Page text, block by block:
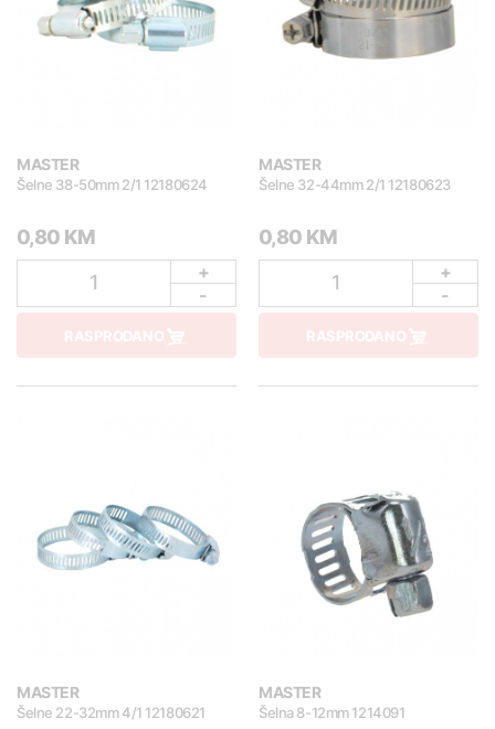
MASTER
Šelne 38-50mm 2/1 12180624
0,80 KM
1
+
-
RASPRODANO
MASTER
Šelne 32-44mm 2/1 12180623
0,80 KM
1
+
-
RASPRODANO
MASTER
Šelne 22-32mm 4/1 12180621
MASTER
Šelna 8-12mm 1214091